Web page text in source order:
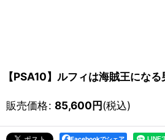
【PSA10】ルフィは海賊王にな
販売価格: 85,600円(税込)
Facebookでシェア